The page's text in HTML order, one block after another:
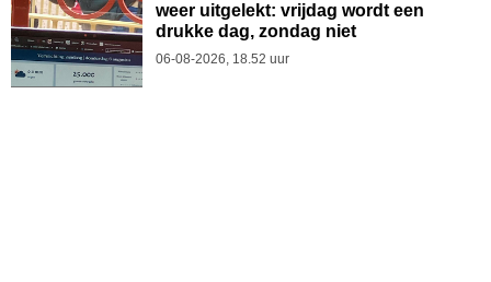
weer uitgelekt: vrijdag wordt een
drukke dag, zondag niet
06-08-2026, 18.52 uur